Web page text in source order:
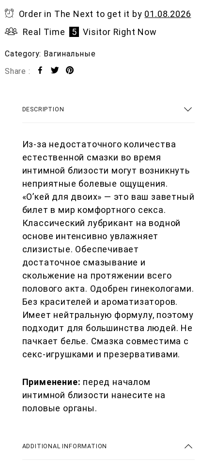
Order in The Next to get it by 01.08.2026
Real Time
5 Visitor Right Now
Category: Вагинальные
Share :
DESCRIPTION
Из-за недостаточного количества
естественной смазки во время
интимной близости могут возникнуть
неприятные болевые ощущения.
«О’кей для двоих» — это ваш заветный
билет в мир комфортного секса.
Классический лубрикант на водной
основе интенсивно увлажняет
слизистые. Обеспечивает
достаточное смазывание и
скольжение на протяжении всего
полового акта. Одобрен гинекологами.
Без красителей и ароматизаторов.
Имеет нейтральную формулу, поэтому
подходит для большинства людей. Не
пачкает белье. Смазка совместима с
секс-игрушками и презервативами.
Применение: перед началом
интимной близости нанесите на
половые органы.
ADDITIONAL INFORMATION